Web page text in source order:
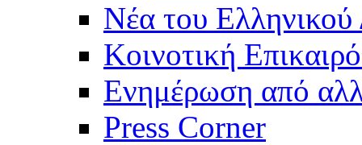
Νέα του Ελληνικού
Κοινοτική
Ενημέρωση από
Press Corner